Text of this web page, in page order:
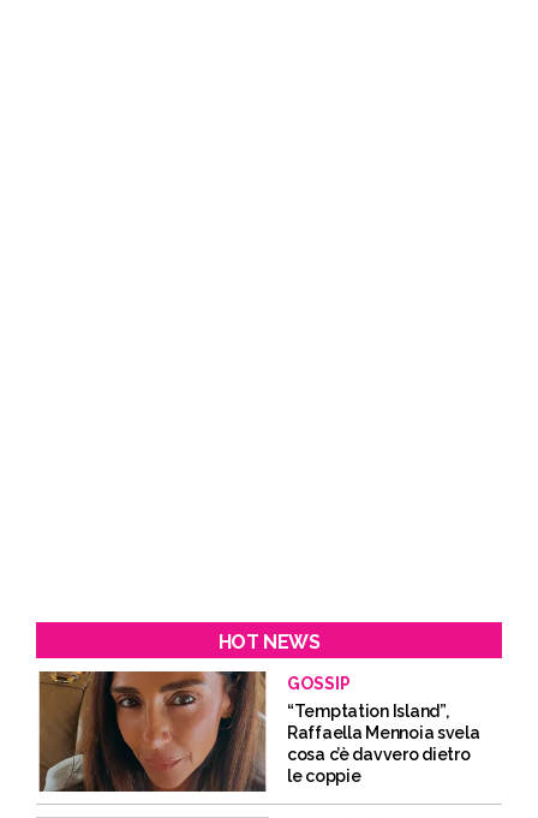
HOT NEWS
GOSSIP
“Temptation Island”,
Raffaella Mennoia svela
cosa c’è davvero dietro
le coppie